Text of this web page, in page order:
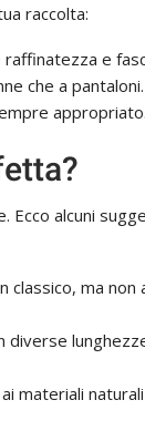
raccolta:
e
che a pantaloni.
appropriato.
Ecco alcuni
classico, ma non
diverse
materiali